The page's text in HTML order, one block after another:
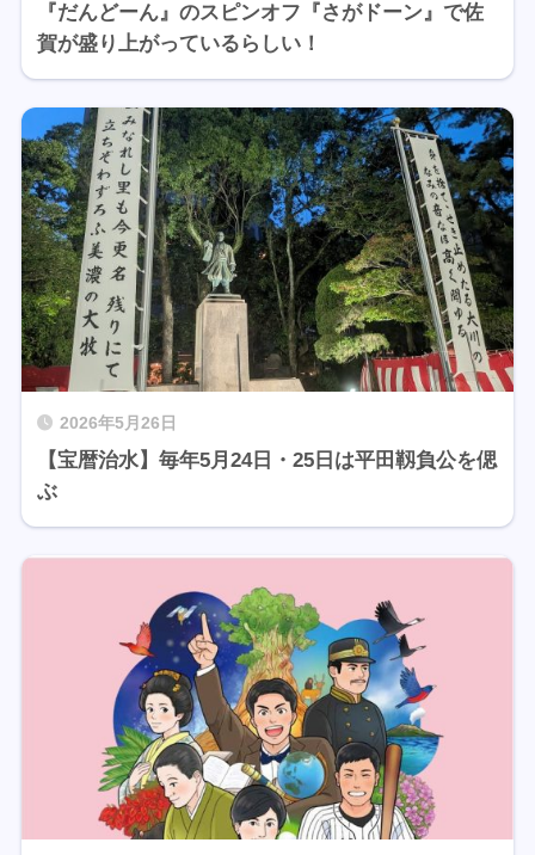
『だんどーん』のスピンオフ『さがドーン』で佐
賀が盛り上がっているらしい！
2026年5月26日
【宝暦治水】毎年5月24日・25日は平田靱負公を偲
ぶ